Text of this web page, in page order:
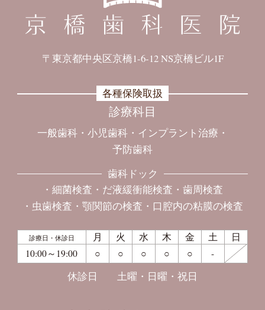
〒東京都中央区京橋1-6-12 NS京橋ビル1F
各種保険取扱
診療科目
一般歯科 小児歯科
インプラント治療
予防歯科
歯科ドック
細菌検査
だ液緩衝能検査
歯周検査
虫歯検査
顎関節の検査 口腔内の粘膜の検査
診療日・休診日 月 火 水 木 金 土
日
10:00～19:00
○ ○ ○ ○ ○ -
休診日 土曜・日曜・祝日